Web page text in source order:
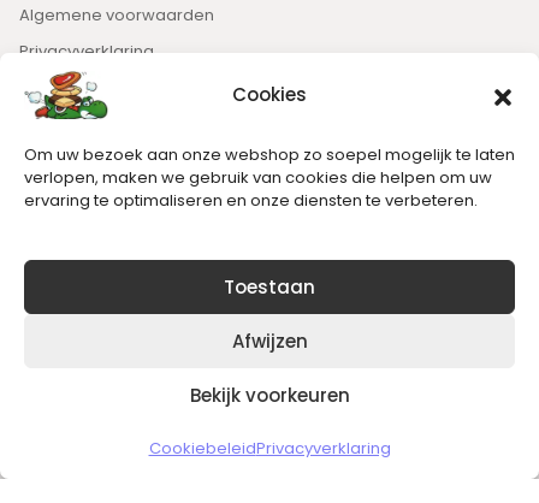
Cookies
Om uw bezoek aan onze webshop zo soepel mogelijk te laten
verlopen, maken we gebruik van cookies die helpen om uw
ervaring te optimaliseren en onze diensten te verbeteren.
Toestaan
Afwijzen
Bekijk voorkeuren
CookiebeleidPrivacyverklaring
Algemene voorwaarden
Privacyverklaring
Nieuwsbrief
Blijft op de hoogte van het laatste nieuws.